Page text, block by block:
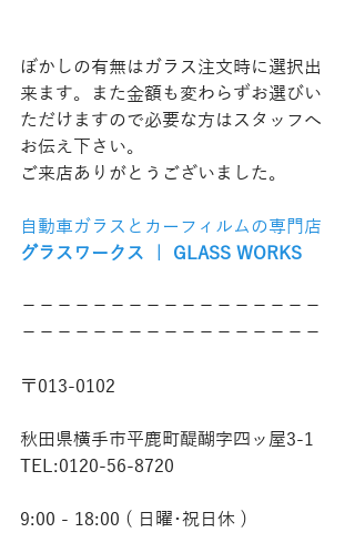
ぼかしの有無はガラス注文時に選択出
来ます。また金額も変わらずお選びい
ただけますので必要な方はスタッフへ
お伝え下さい。
ご来店ありがとうございました。
自動車ガラスとカーフィルムの専門店
グラスワークス ｜ GLASS WORKS
−−−−−−−−−−−−−−−−−
−−−−−−−−−−−−−−−−−
〒013-0102
秋田県横手市平鹿町醍醐字四ッ屋3-1
TEL:0120-56-8720
9:00 - 18:00 ( 日曜･祝日休 )